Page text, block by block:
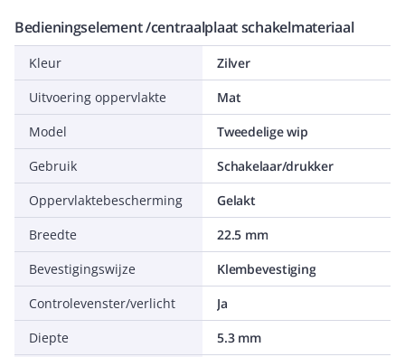
Bedieningselement /centraalplaat schakelmateriaal
Kleur
Zilver
Uitvoering oppervlakte
Mat
Model
Tweedelige wip
Gebruik
Schakelaar/drukker
Oppervlaktebescherming
Gelakt
Breedte
22.5 mm
Bevestigingswijze
Klembevestiging
Controlevenster/verlicht
Ja
Diepte
5.3 mm